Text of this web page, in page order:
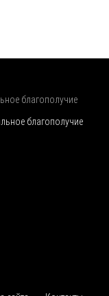
благополучие
благополучие